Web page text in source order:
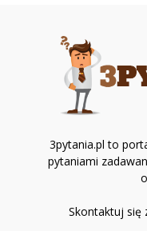
3pytania.pl to
pytaniami
Skontaktuj się